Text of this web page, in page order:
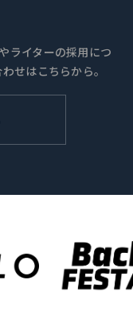
ライターの採用につ
せはこちらから。